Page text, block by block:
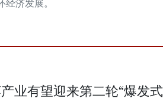
经济发展。
业有望迎来第二轮“爆发